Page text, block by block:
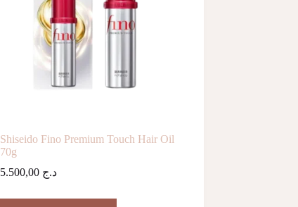
Shiseido Fino Premium Touch Hair Oil
70g
د.ج 5.500,00